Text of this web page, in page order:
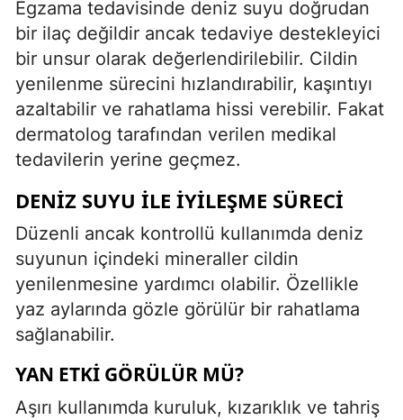
Egzama tedavisinde deniz suyu doğrudan
bir ilaç değildir ancak tedaviye destekleyici
bir unsur olarak değerlendirilebilir. Cildin
yenilenme sürecini hızlandırabilir, kaşıntıyı
azaltabilir ve rahatlama hissi verebilir. Fakat
dermatolog tarafından verilen medikal
tedavilerin yerine geçmez.
DENIZ SUYU ILE İYILEŞME SÜRECI
Düzenli ancak kontrollü kullanımda deniz
suyunun içindeki mineraller cildin
yenilenmesine yardımcı olabilir. Özellikle
yaz aylarında gözle görülür bir rahatlama
sağlanabilir.
YAN ETKI GÖRÜLÜR MÜ?
Aşırı kullanımda kuruluk, kızarıklık ve tahriş